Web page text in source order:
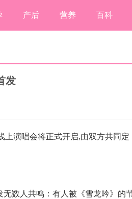
产后 营养 百科
发
上演唱会将正式开启,由双方共同定
数人共鸣：有人被《雪龙吟》的